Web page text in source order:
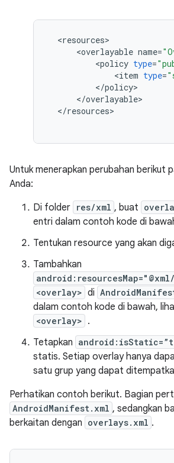
<resources
<overlayable name=
<policy type=
<item type=
</policy
</overlayable
</resources
Untuk menerapkan perubahan berikut
Anda:
Di folder res/xml , buat
entri dalam contoh kode di
Tentukan resource yang akan
Tambahkan
<overlay> di
dalam contoh kode di bawah,
<overlay> .
Tetapkan
statis. Setiap overlay hanya
satu grup yang dapat
Perhatikan contoh berikut. Bagian
AndroidManifest.xml , sedangkan
berkaitan dengan overlays.xml .